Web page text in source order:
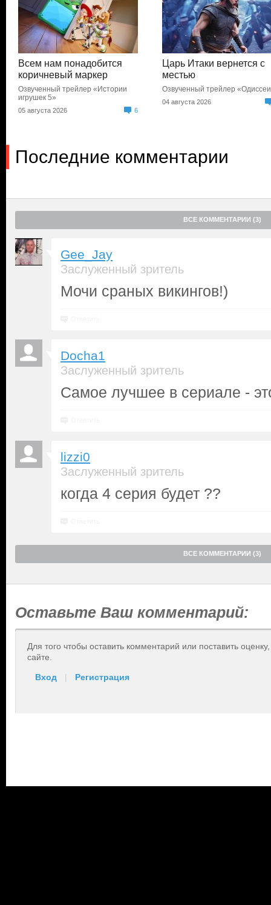
Всем нам понадобится
коричневый маркер
Озвученный трейлер «Истории
игрушек 5»
05 августа 2026 6
Царь Итаки вернется с
местью
Озвученный трейлер
04 августа 2026
Последние комментарии
ВСЕ КОММЕНТАРИИ (3)
Gee_Jay
Заслуженный зритель
Мочи сраных викингов!)
Docha1
Заслуженный зритель
Самое лучшее в сериале -
lizzi0
Заслуженный зритель
когда 4 серия будет ??
ВСЕ КОММЕНТАРИИ (3)
Оставьте Ваш комментарий:
Для того чтобы оставить комментарий или поставить
сайте.
Вход | Регистрация